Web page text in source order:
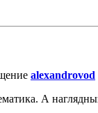
alexandrovod
А